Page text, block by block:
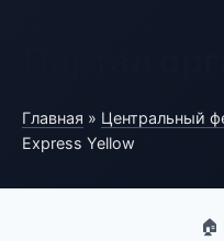
Главная » Центральный
Express Yellow
🏠